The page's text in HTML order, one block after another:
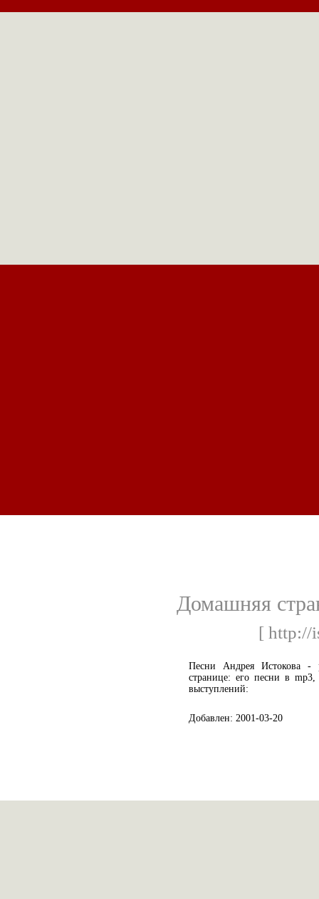
Домашняя
[ http://
Песни Андрея Истокова
странице: его песни в
выступлений:
Добавлен: 2001-03-20